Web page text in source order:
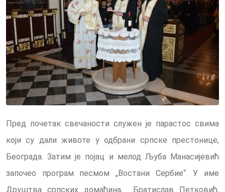
Пред почетак свечаности служен је парастос свима
који су дали животе у одбрани српске престонице,
Београда. Затим је појац и мелод Љуба Манасијевић
започео програм песмом „Востани Сербие“. У име
Друштва српских домаћина, Братислав Петковић,